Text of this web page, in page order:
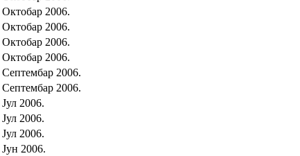
Октобар 2006.
Октобар 2006.
Октобар 2006.
Октобар 2006.
Септембар 2006.
Септембар 2006.
2006.
2006.
2006.
Јун 2006.